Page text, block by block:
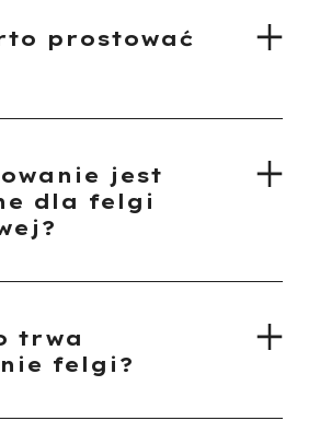
prostować
jest
dla felgi
trwa
felgi?